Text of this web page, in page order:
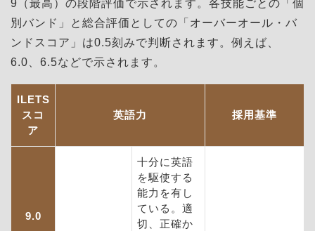
9（最高）の段階評価で示されます。各技能ごとの「個
別バンド」と総合評価としての「オーバーオール・バ
ンドスコア」は0.5刻みで判断されます。例えば、
6.0、6.5などで示されます。
ILETS
スコ
ア
英語力 採用基準
9.0
十分に英語
を駆使する
能力を有し
ている。適
切、正確か